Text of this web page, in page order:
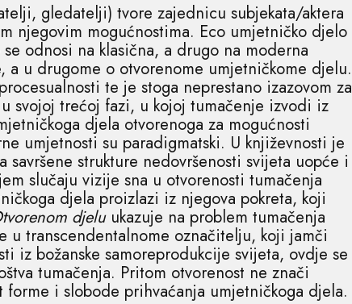
gledatelji) tvore zajednicu subjekata/aktera
njegovim mogućnostima. Eco umjetničko djelo
odnosi na klasična, a drugo na moderna
u drugome o otvorenome umjetničkome djelu.
te je stoga neprestano izazovom za
svojoj trećoj fazi, u kojoj tumačenje izvodi iz
djela otvorenoga za mogućnosti
umjetnosti su paradigmatski. U književnosti je
strukture nedovršenosti svijeta uopće i
slučaju vizije sna u otvorenosti tumačenja
djela proizlazi iz njegova pokreta, koji
djelu ukazuje na problem tumačenja
u transcendentalnome označitelju, koji jamči
iz božanske samoreprodukcije svijeta, ovdje se
tumačenja. Pritom otvorenost ne znači
forme i slobode prihvaćanja umjetničkoga djela.